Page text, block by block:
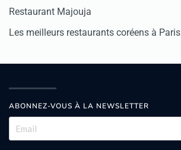
Restaurant Majouja
Les meilleurs restaurants coréens à Paris
ABONNEZ-VOUS À LA NEWSLETTER